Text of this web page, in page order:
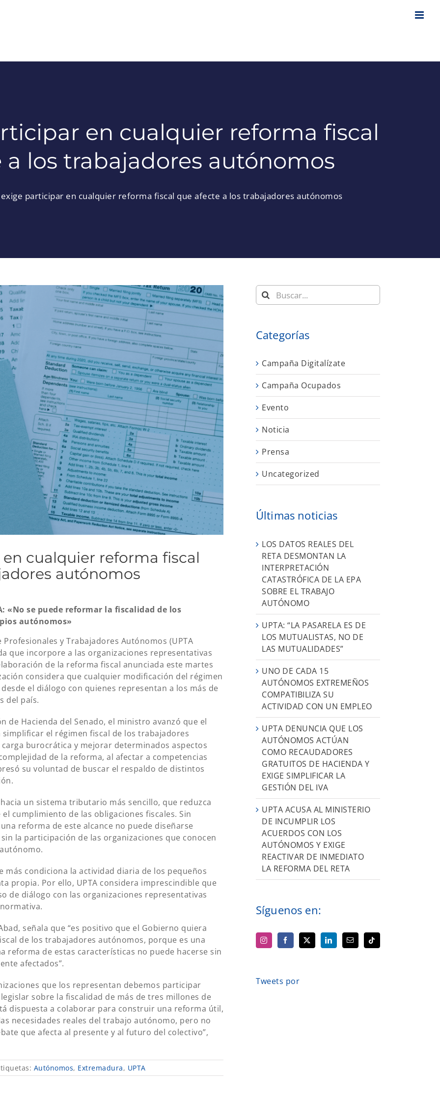
en cualquier reforma fiscal
a los trabajadores autónomos
exige participar en cualquier reforma fiscal que afecte a los trabajadores autónomos
cualquier reforma fiscal
autónomos
«No se puede reformar la fiscalidad de los
autónomos»
Profesionales y Trabajadores Autónomos (UPTA
que incorpore a las organizaciones representativas
de la reforma fiscal anunciada este martes
considera que cualquier modificación del régimen
el diálogo con quienes representan a los más de
del país.
de Hacienda del Senado, el ministro avanzó que el
el régimen fiscal de los trabajadores
burocrática y mejorar determinados aspectos
de la reforma, al afectar a competencias
su voluntad de buscar el respaldo de distintos
un sistema tributario más sencillo, que reduzca
cumplimiento de las obligaciones fiscales. Sin
reforma de este alcance no puede diseñarse
la participación de las organizaciones que conocen
más condiciona la actividad diaria de los pequeños
propia. Por ello, UPTA considera imprescindible que
de diálogo con las organizaciones representativas
señala que “es positivo que el Gobierno quiera
de los trabajadores autónomos, porque es una
reforma de estas características no puede hacerse sin
afectados”.
que los representan debemos participar
sobre la fiscalidad de más de tres millones de
dispuesta a colaborar para construir una reforma útil,
necesidades reales del trabajo autónomo, pero no
que afecta al presente y al futuro del colectivo”,
Autónomos, Extremadura, UPTA
Buscar:
Categorías
Campaña Digitalízate
Campaña Ocupados
Evento
Noticia
Prensa
Uncategorized
Últimas noticias
LOS DATOS REALES DEL
RETA DESMONTAN LA
INTERPRETACIÓN
CATASTRÓFICA DE LA EPA
SOBRE EL TRABAJO
AUTÓNOMO
UPTA: “LA PASARELA ES DE
LOS MUTUALISTAS, NO DE
LAS MUTUALIDADES”
UNO DE CADA 15
AUTÓNOMOS EXTREMEÑOS
COMPATIBILIZA SU
ACTIVIDAD CON UN EMPLEO
UPTA DENUNCIA QUE LOS
AUTÓNOMOS ACTÚAN
COMO RECAUDADORES
GRATUITOS DE HACIENDA Y
EXIGE SIMPLIFICAR LA
GESTIÓN DEL IVA
UPTA ACUSA AL MINISTERIO
DE INCUMPLIR LOS
ACUERDOS CON LOS
AUTÓNOMOS Y EXIGE
REACTIVAR DE INMEDIATO
LA REFORMA DEL RETA
Síguenos en:
Tweets por